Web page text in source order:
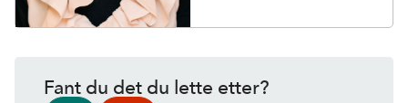
Fant du det du lette etter?